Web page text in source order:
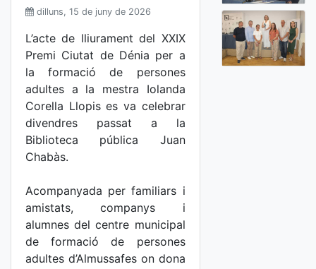
dilluns, 15 de juny de 2026
L’acte de lliurament del XXIX
Premi Ciutat de Dénia per a
la formació de persones
adultes a la mestra Iolanda
Corella Llopis es va celebrar
divendres passat a la
Biblioteca pública Juan
Chabàs.
Acompanyada per familiars i
amistats, companys i
alumnes del centre municipal
de formació de persones
adultes d’Almussafes on dona